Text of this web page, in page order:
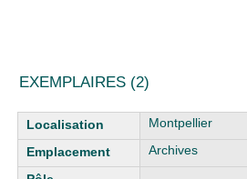
EXEMPLAIRES (2)
Liste des exemplaires
Montpellier
Archives